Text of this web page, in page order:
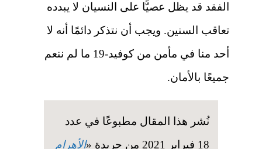
الفقد قد يظل عصيًّا على النسيان لا يبدده
تعاقب السنين. ويجب أن نتذكر دائمًا أنه لا
أحد منا في مأمن من كوفيد-19 ما لم ننعم
جميعًا بالأمان.
نُشر هذا المقال مطبوعًا في عدد
18 فبراير 2021 من جريدة «
الأهرام